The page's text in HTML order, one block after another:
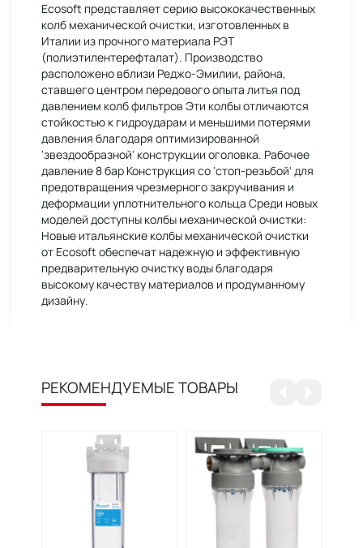
Ecosoft представляет серию высококачественных
колб механической очистки, изготовленных в
Италии из прочного материала РЭТ
(полиэтилентерефталат). Производство
расположено вблизи Реджо-Эмилии, района,
ставшего центром передового опыта литья под
давлением колб фильтров Эти колбы отличаются
стойкостью к гидроударам и меньшими потерями
давления благодаря оптимизированной
'звездообразной' конструкции оголовка. Рабочее
давление 8 бар Конструкция со 'стоп-резьбой' для
предотвращения чрезмерного закручивания и
деформации уплотнительного кольца Среди новых
моделей доступны колбы механической очистки:
Новые итальянские колбы механической очистки
от Ecosoft обеспечат надежную и эффективную
предварительную очистку воды благодаря
высокому качеству материалов и продуманному
дизайну.
РЕКОМЕНДУЕМЫЕ ТОВАРЫ